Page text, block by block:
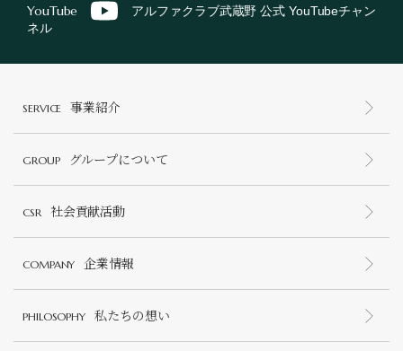
YouTube
アルファクラブ武蔵野 公式 YouTubeチャン
ネル
SERVICE 事業紹介
GROUP グループについて
CSR 社会貢献活動
COMPANY 企業情報
PHILOSOPHY 私たちの想い